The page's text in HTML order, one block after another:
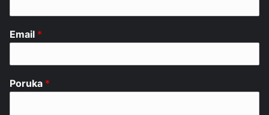
Email *
Poruka *